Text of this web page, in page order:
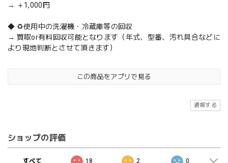
→ ＋1,000円
◆ ♻️使用中の洗濯機・冷蔵庫等の回収
→ 買取or有料回収可能となります（年式、型番、汚れ具合などに
より現地判断とさせて頂きます）
この商品をアプリで見る
通報する
ショップの評価
すべて 18 2 0